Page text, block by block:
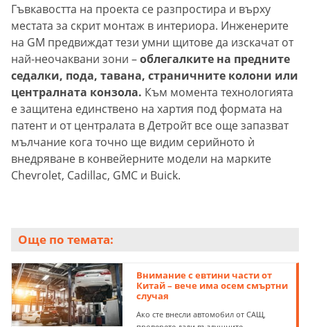
Гъвкавостта на проекта се разпростира и върху
местата за скрит монтаж в интериора. Инженерите
на GM предвиждат тези умни щитове да изскачат от
най-неочаквани зони –облегалките на предните
седалки, пода, тавана, страничните колони или
централната конзола. Към момента технологията
е защитена единствено на хартия под формата на
патент и от централата в Детройт все още запазват
мълчание кога точно ще видим серийното ѝ
внедряване в конвейерните модели на марките
Chevrolet, Cadillac, GMC и Buick.
Още по темата:
Внимание с евтини части от
Китай – вече има осем смъртни
случая
Ако сте внесли автомобил от САЩ,